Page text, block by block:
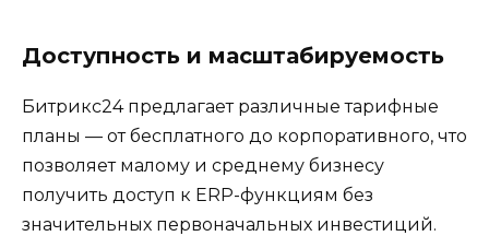
Доступность и масштабируемость
Битрикс24 предлагает различные тарифные
планы — от бесплатного до корпоративного, что
позволяет малому и среднему бизнесу
получить доступ к ERP-функциям без
значительных первоначальных инвестиций.